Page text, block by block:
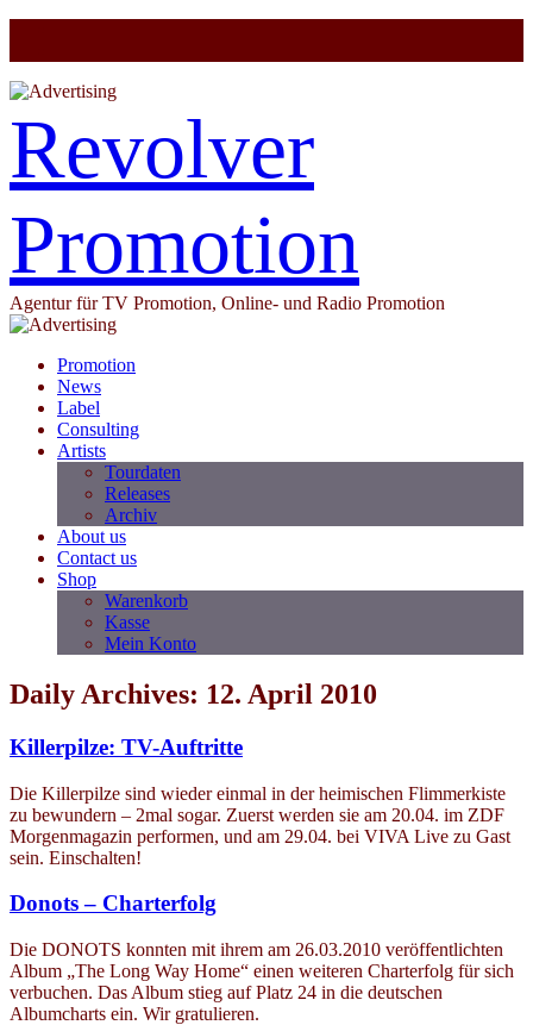
Revolver
Promotion
Agentur für TV Promotion, Online- und Radio Promotion
Promotion
News
Label
Consulting
Artists
Tourdaten
Releases
Archiv
About us
Contact us
Shop
Warenkorb
Kasse
Mein Konto
Daily Archives: 12. April 2010
Killerpilze: TV-Auftritte
Die Killerpilze sind wieder einmal in der heimischen Flimmerkiste
zu bewundern – 2mal sogar. Zuerst werden sie am 20.04. im ZDF
Morgenmagazin performen, und am 29.04. bei VIVA Live zu Gast
sein. Einschalten!
Donots – Charterfolg
Die DONOTS konnten mit ihrem am 26.03.2010 veröffentlichten
Album „The Long Way Home“ einen weiteren Charterfolg für sich
verbuchen. Das Album stieg auf Platz 24 in die deutschen
Albumcharts ein. Wir gratulieren.